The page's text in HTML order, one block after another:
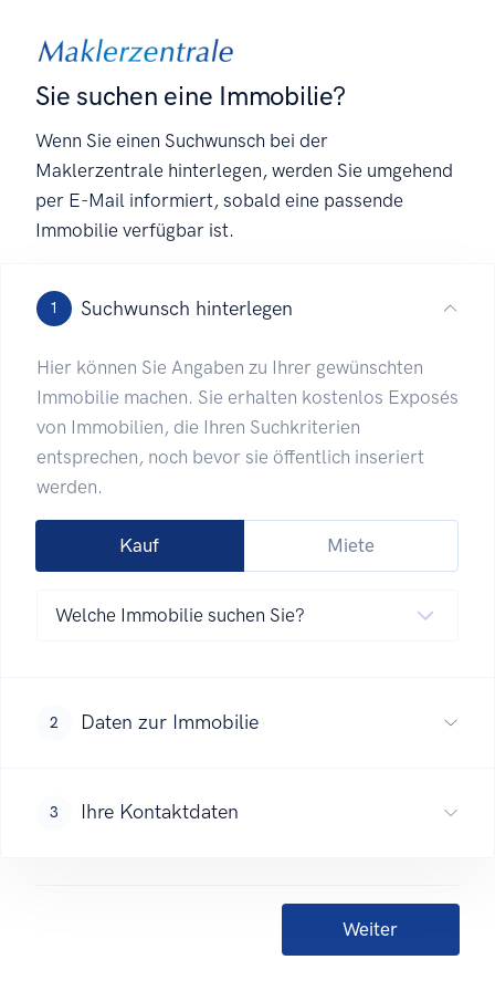
Sie suchen eine Immobilie?
Wenn Sie einen Suchwunsch bei der
Maklerzentrale hinterlegen, werden Sie umgehend
per E-Mail informiert, sobald eine passende
Immobilie verfügbar ist.
1 Suchwunsch hinterlegen
Hier können Sie Angaben zu Ihrer gewünschten
Immobilie machen. Sie erhalten kostenlos Exposés
von Immobilien, die Ihren Suchkriterien
entsprechen, noch bevor sie öffentlich inseriert
werden.
Kauf Miete
2 Daten zur Immobilie
3 Ihre Kontaktdaten
Weiter